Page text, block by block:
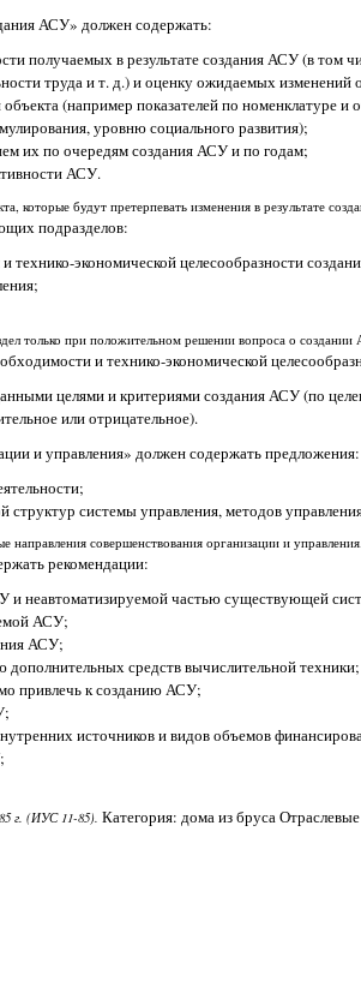
АСУ» должен содержать:
получаемых в результате создания АСУ (в том
труда и т. д.) и оценку ожидаемых
(например показателей по номенклатуре
уровню социального развития);
их по очередям создания АСУ и по годам;
АСУ.
которые будут претерпевать изменения в результате
подразделов:
экономической целесообразности
только при положительном решении вопроса о создании
и технико-экономической
целями и критериями создания АСУ (по
или отрицательное).
и управления» должен содержать предложения:
системы управления, методов
совершенствования организации и управления.
рекомендации:
неавтоматизируемой частью существующей
АСУ;
АСУ;
средств вычислительной техники;
привлечь к созданию АСУ;
источников и видов объемов
г. (ИУС 11-85). Категория: дома из бруса